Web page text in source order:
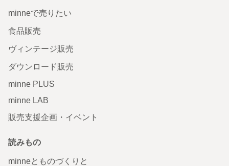
minneで売りたい
食品販売
ヴィンテージ販売
ダウンロード販売
minne PLUS
minne LAB
販売支援企画・イベント
読みもの
minneとものづくりと